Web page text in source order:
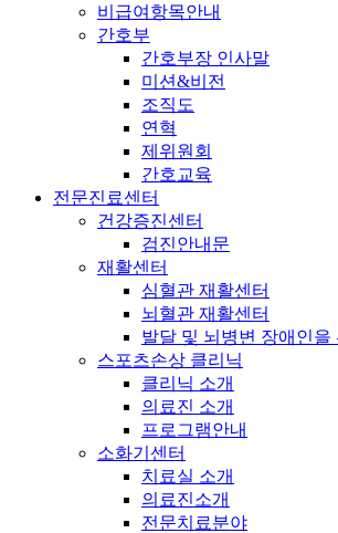
비급여항목안내
간호부
간호부장 인사말
미션&비전
조직도
연혁
제위원회
간호교육
전문진료센터
건강증진센터
검진안내문
재활센터
심혈관 재활센터
뇌혈관 재활센터
발달 및 뇌병변 장애인을
스포츠손상 클리닉
클리닉 소개
의료진 소개
프로그램안내
소화기센터
치료실 소개
의료진소개
전문치료분야